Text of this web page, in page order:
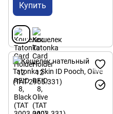
Купить